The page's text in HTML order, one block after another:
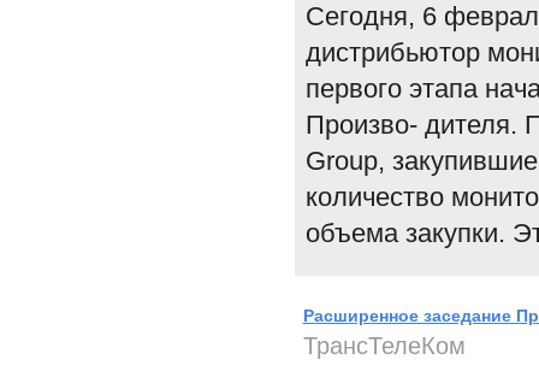
Сегодня, 6
дистрибьютор
первого этапа
Произво- дителя.
Group,
количество
объема закупки.
Расширенное заседание
ТрансТелеКом